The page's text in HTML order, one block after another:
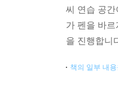
씨 연습 공
가 펜을 바
을 진행합니
책의 일부 내